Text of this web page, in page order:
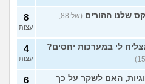
שלנו ההורים
(שלי88,
8
עצות
לי במערכות יחסים? 4
עצות
בזוגיות, האם לשקר על כך
6